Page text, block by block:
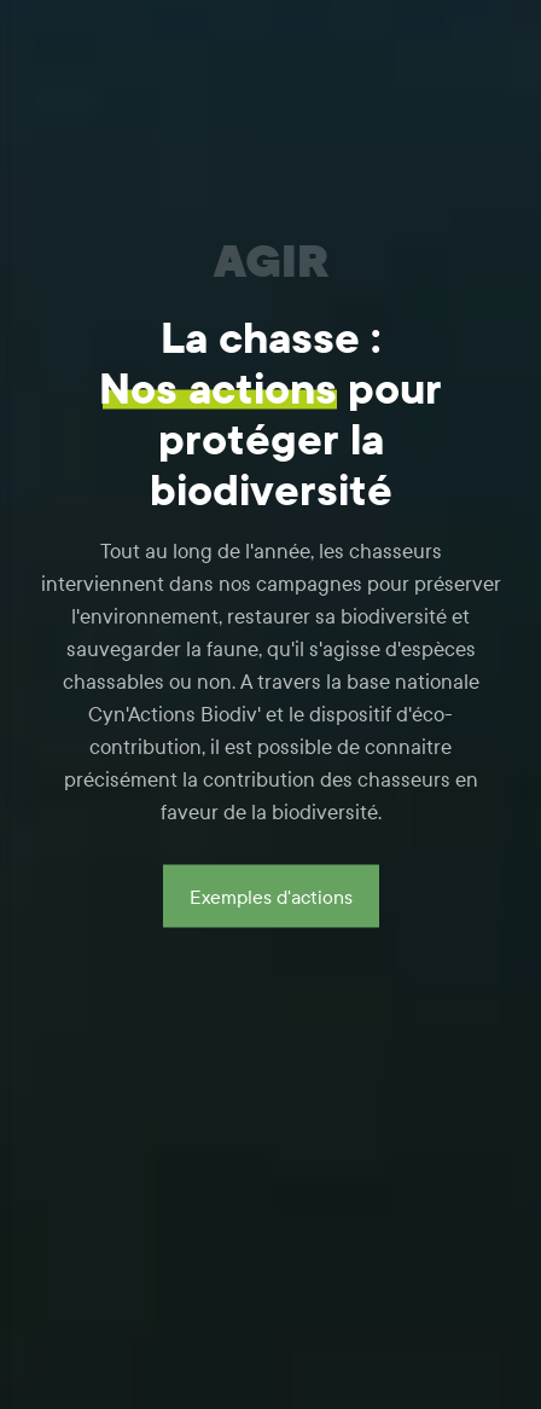
AGIR
La chasse :
Nos actions pour
protéger la
biodiversité
Tout au long de l'année, les chasseurs
interviennent dans nos campagnes pour préserver
l'environnement, restaurer sa biodiversité et
sauvegarder la faune, qu'il s'agisse d'espèces
chassables ou non. A travers la base nationale
Cyn'Actions Biodiv' et le dispositif d'éco-
contribution, il est possible de connaitre
précisément la contribution des chasseurs en
faveur de la biodiversité.
Exemples d'actions